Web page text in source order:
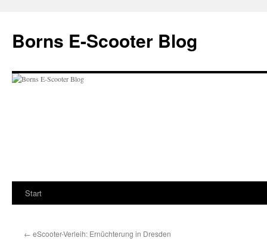
springen
Borns E-Scooter Blog
Start
← eScooter-Verleih: Ernüchterung in Dresden